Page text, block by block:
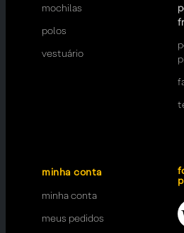
mochilas
polos
vestuário
minha conta
minha conta
meus pedidos